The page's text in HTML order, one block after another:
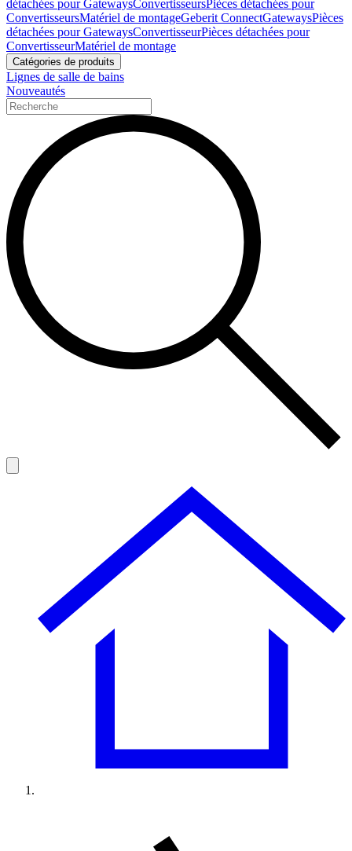
détachées pour GatewaysConvertisseursPièces détachées pour
ConvertisseursMatériel de montageGeberit ConnectGatewaysPièces
détachées pour GatewaysConvertisseurPièces détachées pour
ConvertisseurMatériel de montage
Catégories de produits
Lignes de salle de bains
Nouveautés